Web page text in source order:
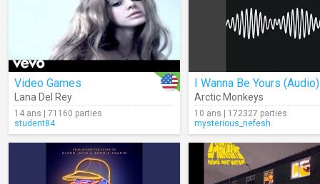
Video Games
Lana Del Rey
14 ans | 71160 parties
student84
I Wanna Be Yours (Audio)
Arctic Monkeys
10 ans | 172327 parties
mysterious_nefesh